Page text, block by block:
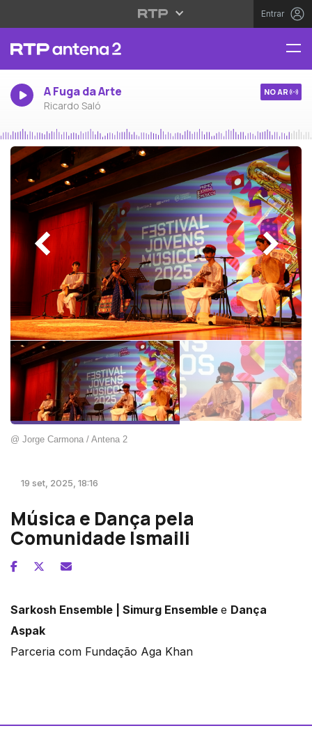
Entrar
A Fuga da Arte
Ricardo Saló
NO AR
@ Jorge Carmona / Antena 2
19 set, 2025, 18:16
Música e Dança pela
Comunidade Ismaili
Sarkosh Ensemble | Simurg Ensemble e Dança
Aspak
Parceria com Fundação Aga Khan